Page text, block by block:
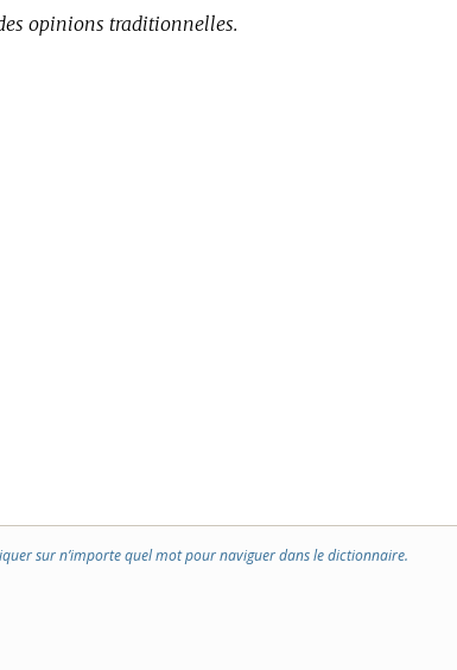
opinions traditionnelles.
sur n’importe quel mot pour naviguer dans le dictionnaire.